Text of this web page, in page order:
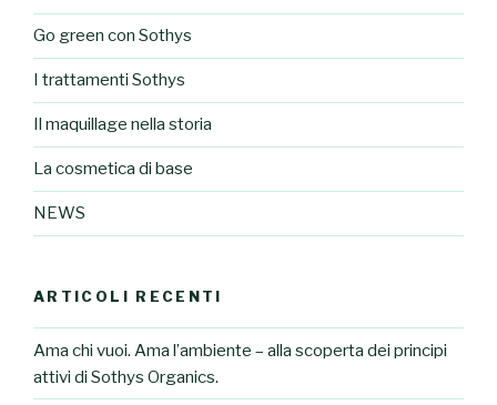
Go green con Sothys
I trattamenti Sothys
Il maquillage nella storia
La cosmetica di base
NEWS
ARTICOLI RECENTI
Ama chi vuoi. Ama l’ambiente – alla scoperta dei principi
attivi di Sothys Organics.